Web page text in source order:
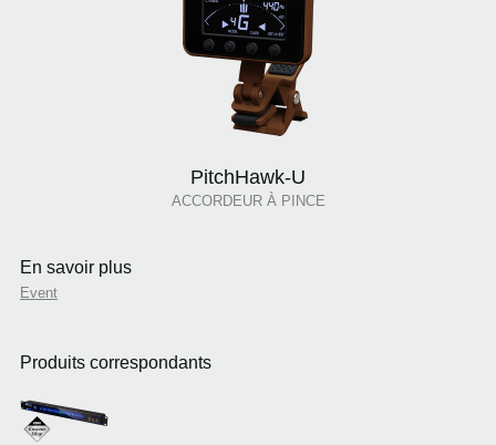
PitchHawk-U
ACCORDEUR À PINCE
En savoir plus
Event
Produits correspondants